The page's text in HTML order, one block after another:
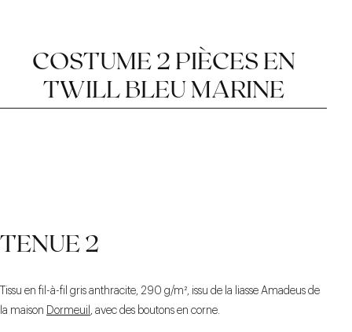
COSTUME 2 PIÈCES EN
TWILL BLEU MARINE
DROIT À 2 BOUTONS
MILANAISE FAITE À LA
AVEC REVERS DE 4,5
TENUE 2
Tissu en fil-à-fil gris anthracite, 290 g/m², issu de la liasse Amadeus de
la maison Dormeuil , avec des boutons en corne.